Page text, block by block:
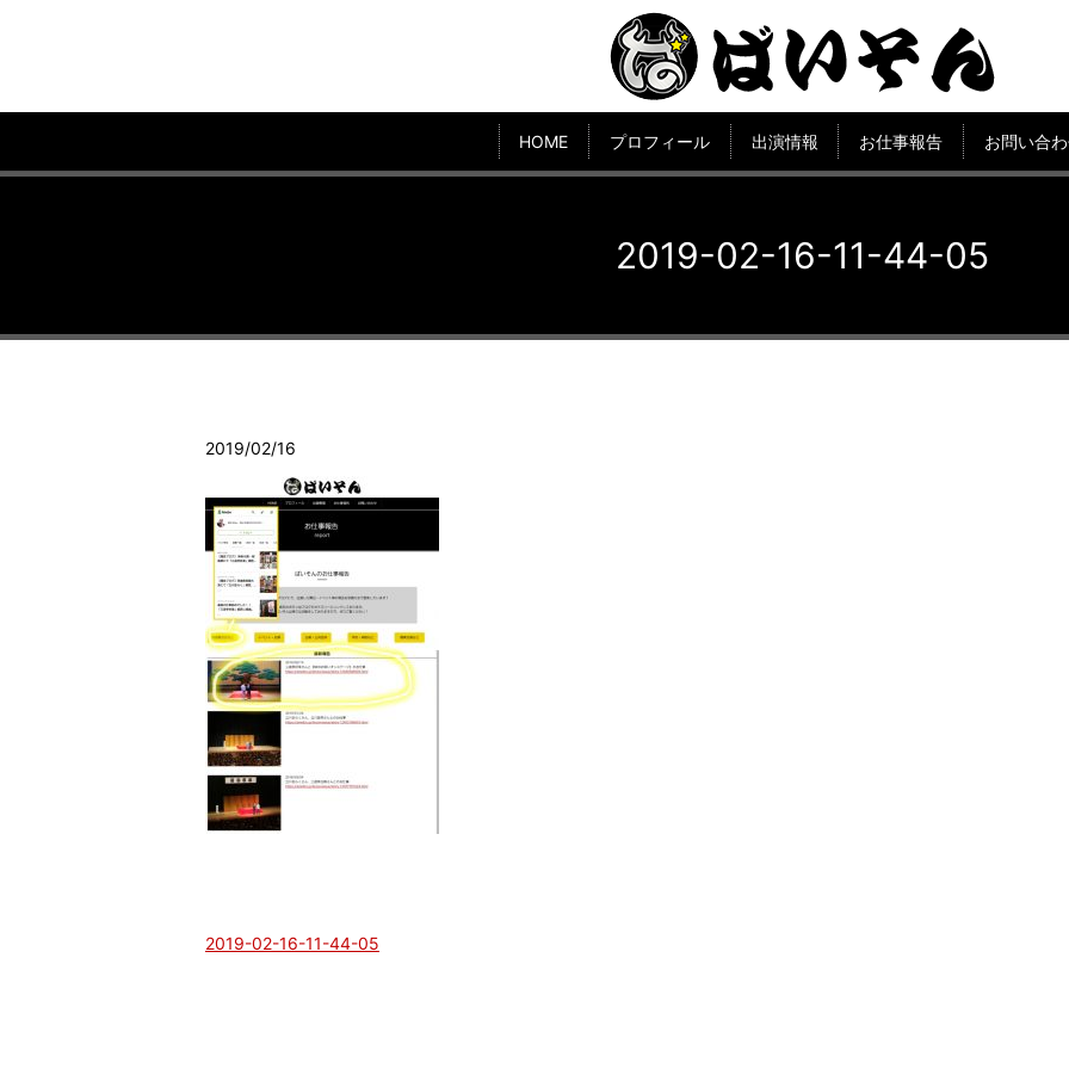
HOME プロフィール 出演情報 お仕事報告 お問い合
2019-02-16-11-44-05
2019/02/16
2019-02-16-11-44-05